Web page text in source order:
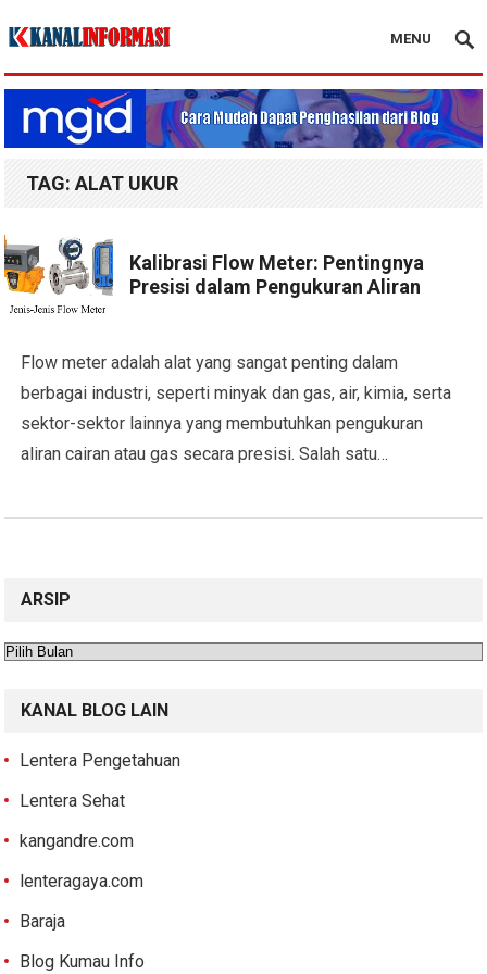
Blog Kanal Info
MENU
TAG:ALAT UKUR
Kalibrasi Flow Meter: Pentingnya
Presisi dalam Pengukuran Aliran
Flow meter adalah alat yang sangat penting dalam
berbagai industri, seperti minyak dan gas, air, kimia, serta
sektor-sektor lainnya yang membutuhkan pengukuran
aliran cairan atau gas secara presisi. Salah satu…
ARSIP
Arsip
KANAL BLOG LAIN
Lentera Pengetahuan
Lentera Sehat
kangandre.com
lenteragaya.com
Baraja
Blog Kumau Info